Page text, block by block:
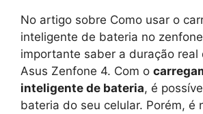
No artigo sobre Como usar o
inteligente de bateria no
importante saber a duração
Asus Zenfone 4. Com o
inteligente de bateria, é
bateria do seu celular. Porém, é